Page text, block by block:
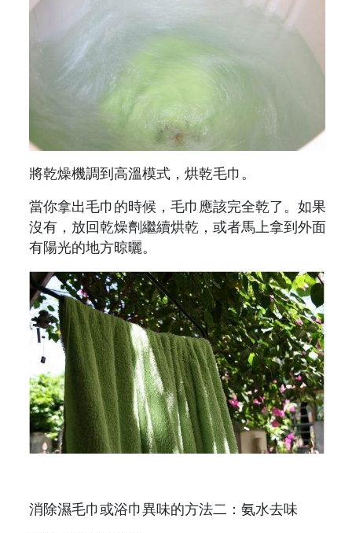
將乾燥機調到高溫模式，烘乾毛巾。
當你拿出毛巾的時候，毛巾應該完全乾了。如果
沒有，放回乾燥劑繼續烘乾，或者馬上拿到外面
有陽光的地方晾曬。
消除濕毛巾或浴巾異味的方法二：氨水去味